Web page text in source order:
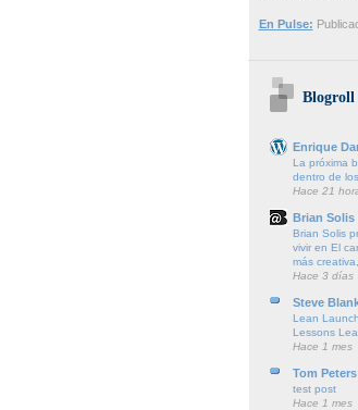
En Pulse:
Blogroll
Enrique
La próxima
dentro de
Hace 21
Brian Solis
Brian Solis
vivir en El
más
Hace 3 días
Steve
Lean
Lessons
Hace 1 mes
Tom Peters
test post
Hace 1 mes